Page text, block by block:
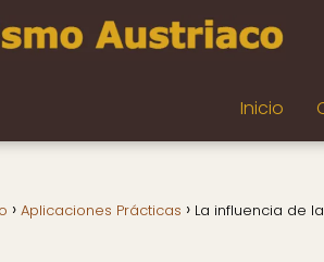
Inicio
Aplicaciones Prácticas
La influencia de